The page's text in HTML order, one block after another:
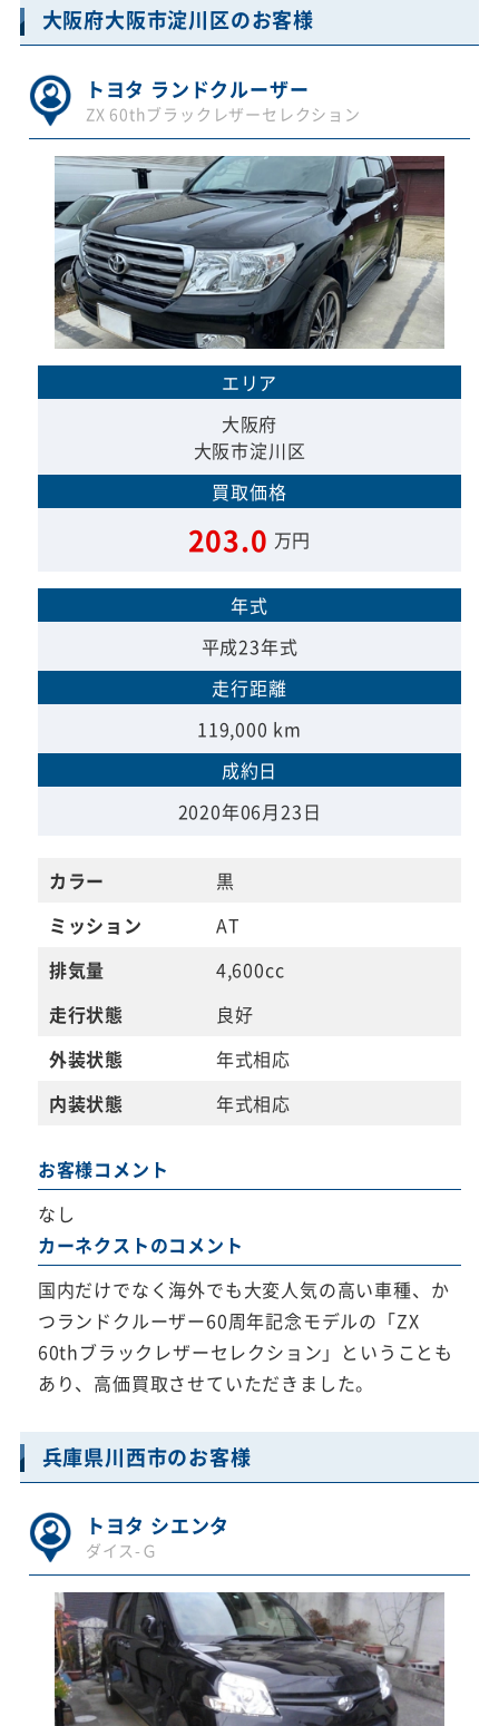
大阪府大阪市淀川区のお客様
トヨタ ランドクルーザー
ZX 60thブラックレザーセレクション
エリア
大阪府
大阪市淀川区
買取価格
203.0 万円
年式
平成23年式
走行距離
119,000 km
成約日
2020年06月23日
カラー
黒
ミッション
AT
排気量
4,600cc
走行状態
良好
外装状態
年式相応
内装状態
年式相応
お客様コメント
なし
カーネクストのコメント
国内だけでなく海外でも大変人気の高い車種、か
つランドクルーザー60周年記念モデルの「ZX
60thブラックレザーセレクション」ということも
あり、高価買取させていただきました。
兵庫県川西市のお客様
トヨタ シエンタ
ダイス-Ｇ